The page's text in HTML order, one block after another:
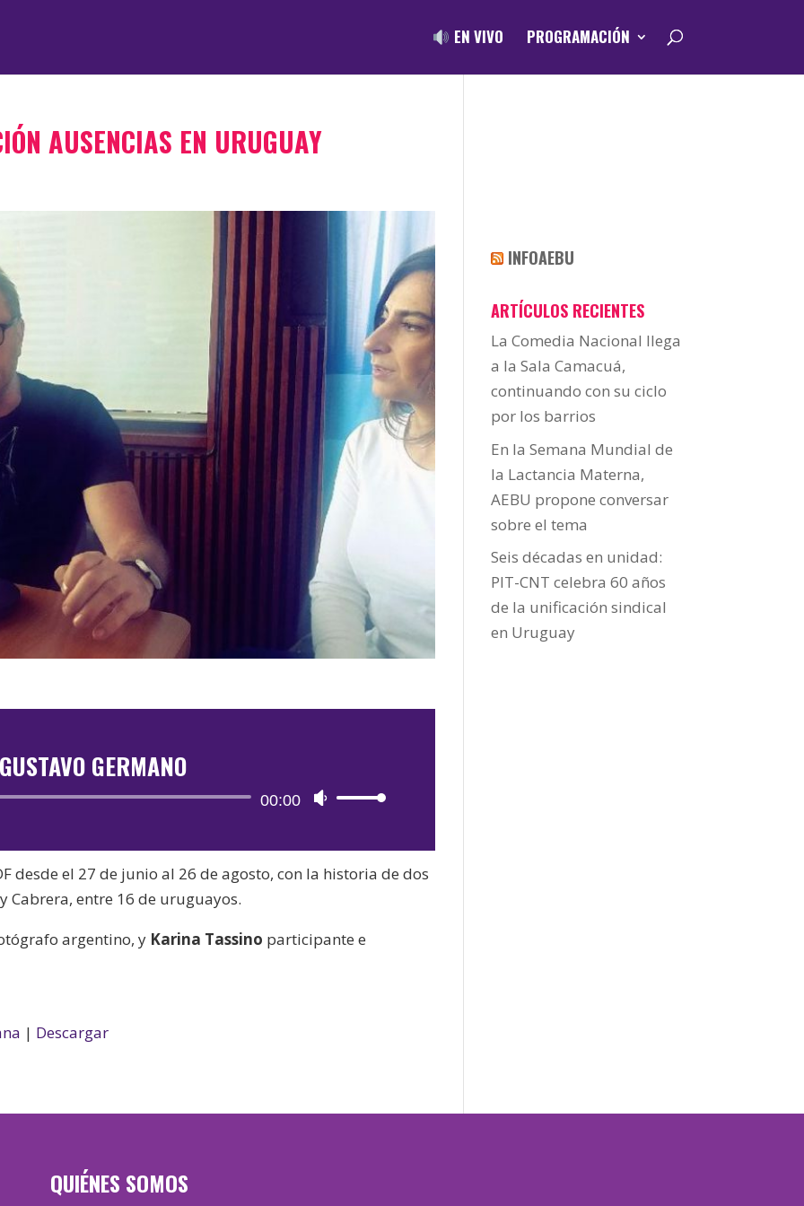
EN VIVO PROGRAMACIÓN
AUSENCIAS EN URUGUAY
GERMANO
Reproductor
audio
00:00
Utiliza
teclas
de
para
desde el 27 de junio al 26 de agosto, con la historia de dos
Cabrera, entre 16 de uruguayos.
argentino, y Karina Tassino participante e
| Descargar
INFOAEBU
ARTÍCULOS RECIENTES
La Comedia Nacional llega
a la Sala Camacuá,
continuando con su ciclo
por los barrios
En la Semana Mundial de
la Lactancia Materna,
AEBU propone conversar
sobre el tema
Seis décadas en unidad:
PIT-CNT celebra 60 años
de la unificación sindical
en Uruguay
QUIÉNES SOMOS